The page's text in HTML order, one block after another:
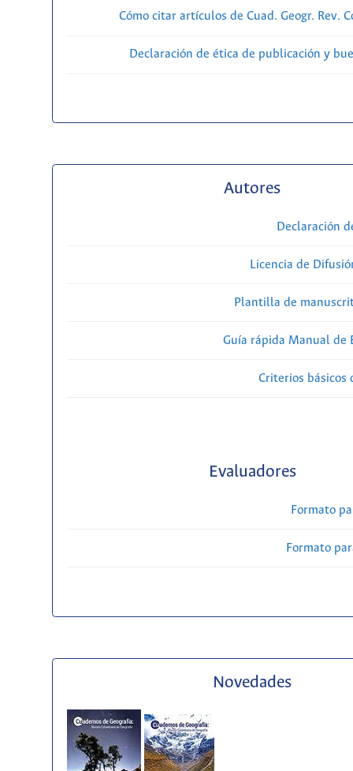
Cómo citar artículos de Cuad. Geogr. Rev.
Declaración de ética de publicación y
Autores
Declaración
Licencia de
Plantilla de
Guía rápida Manual de
Criterios básicos
Evaluadores
Formato
Formato
Novedades